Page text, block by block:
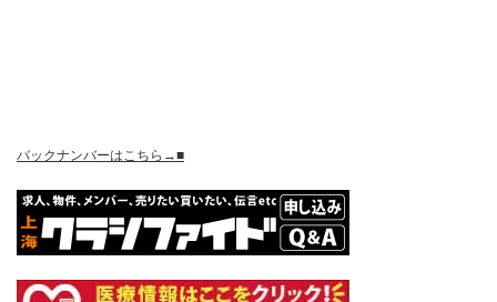
バックナンバーはこちら→■